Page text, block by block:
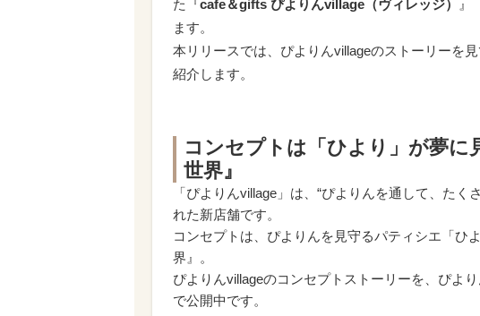
た『cafe＆gifts ぴよりんvillage（ヴィレッジ）
』
ます。
本リリースでは、ぴよりんvillageのストーリーを
紹介します。
コンセプトは「ひより」が夢
世界』
「ぴよりんvillage」は、“ぴよりんを通して、た
れた新店舗です。
コンセプトは、ぴよりんを見守るパティシエ「ひ
界』。
ぴよりんvillageのコンセプトストーリーを、ぴよ
で公開中です。